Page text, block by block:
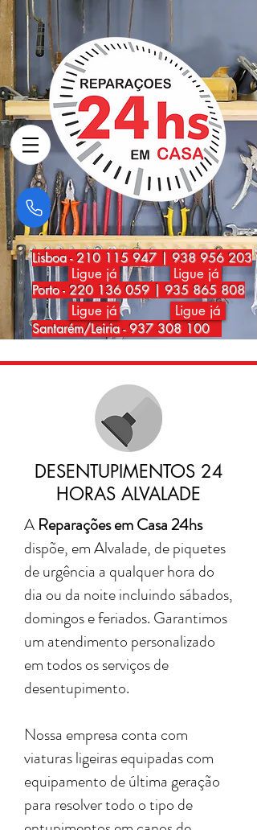
Ligue já Ligue já
Lisboa-210 115 947|938 956 203
Porto- 220 136 059 |935 865 808
Santarém/Leiria -937 308 100
Ligue já Ligue já
DESENTUPIMENTOS 24
HORAS ALVALADE
A Reparações em Casa 24hs
dispõe, em Alvalade, de piquetes
de urgência a qualquer hora do
dia ou da noite incluindo sábados,
domingos e feriados. Garantimos
um atendimento personalizado
em todos os serviços de
desentupimento.
Nossa empresa conta com
viaturas ligeiras equipadas com
equipamento de última geração
para resolver todo o tipo de